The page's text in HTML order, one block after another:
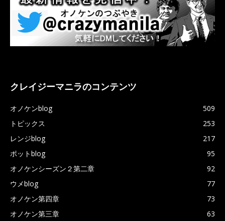
クレイジーマニラのコンテンツ
オノケンblog
509
トピックス
253
レンジblog
217
ポットblog
95
オノケンシーズン２第二章
92
ウメblog
77
オノケン第四章
73
オノケン第三章
63